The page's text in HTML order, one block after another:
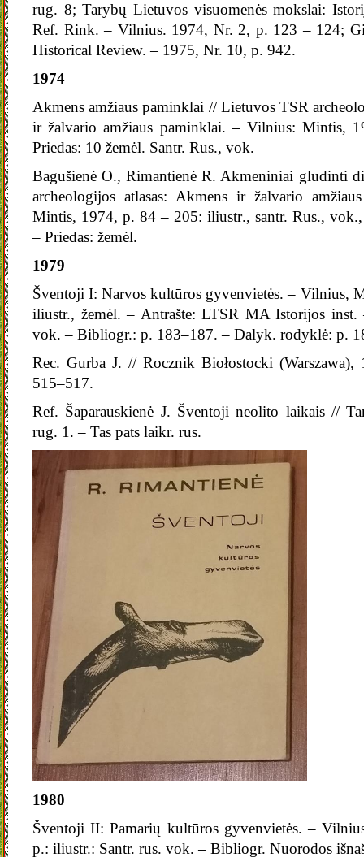
rug. 8; Tarybų Lietuvos visuomenės mokslai:
Ref. Rink. – Vilnius. 1974, Nr. 2, p. 123 – 124;
Historical Review. – 1975, Nr. 10, p. 942.
1974
Akmens amžiaus paminklai // Lietuvos TSR
ir žalvario amžiaus paminklai. – Vilnius: Mintis,
Priedas: 10 žemėl. Santr. Rus., vok.
Bagušienė O., Rimantienė R. Akmeniniai gludinti
archeologijos atlasas: Akmens ir žalvario
Mintis, 1974, p. 84 – 205: iliustr., santr. Rus.,
– Priedas: žemėl.
1979
Šventoji I: Narvos kultūros gyvenvietės. – Vilnius,
iliustr., žemėl. – Antrašte: LTSR MA Istorijos
vok. – Bibliogr.: p. 183–187. – Dalyk. rodyklė: p.
Rec. Gurba J. // Rocznik Biołostocki
515–517.
Ref. Šaparauskienė J. Šventoji neolito laikais //
rug. 1. – Tas pats laikr. rus.
1980
Šventoji II: Pamarių kultūros gyvenvietės. –
p.: iliustr.: Santr. rus. vok. – Bibliogr. Nuorodos